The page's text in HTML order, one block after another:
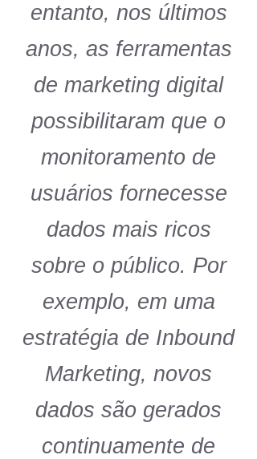
entanto, nos últimos
anos, as ferramentas
de marketing digital
possibilitaram que o
monitoramento de
usuários fornecesse
dados mais ricos
sobre o público. Por
exemplo, em uma
estratégia de Inbound
Marketing, novos
dados são gerados
continuamente de